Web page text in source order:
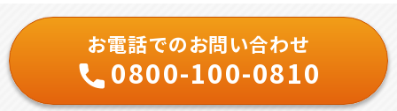
お電話でのお問い合わせ
0800-100-0810